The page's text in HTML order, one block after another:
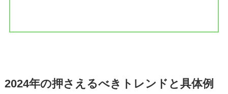
2024年の押さえるべきトレンドと具体例